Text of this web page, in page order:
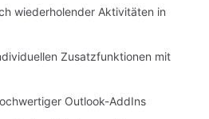
wiederholender Aktivitäten in
Zusatzfunktionen mit
Outlook-AddIns